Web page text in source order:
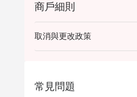
商戶細則
取消與更改政策
常見問題